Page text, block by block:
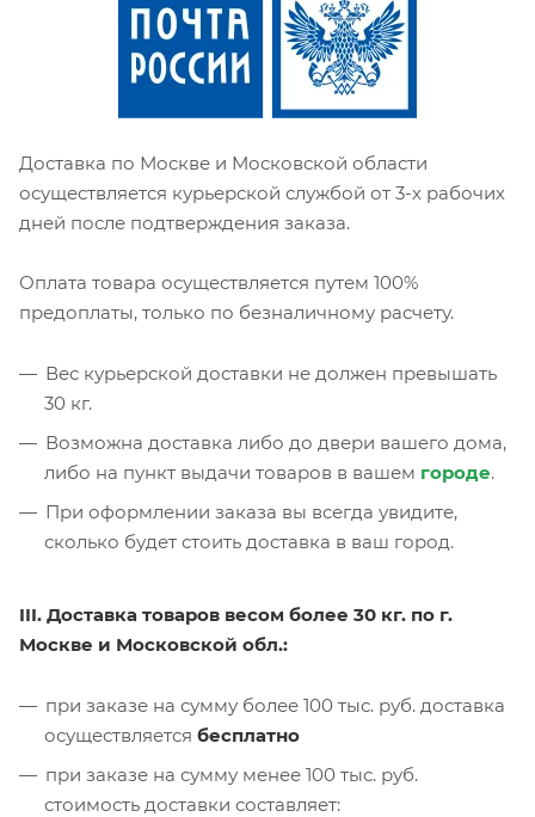
Доставка по Москве и Московской области
осуществляется курьерской службой от 3-х рабочих
дней после подтверждения заказа.
Оплата товара осуществляется путем 100%
предоплаты, только по безналичному расчету.
Вес курьерской доставки не должен превышать
30 кг.
Возможна доставка либо до двери вашего дома,
либо на пункт выдачи товаров в вашем городе.
При оформлении заказа вы всегда увидите,
сколько будет стоить доставка в ваш город.
III. Доставка товаров весом более 30 кг. по г.
Москве и Московской обл.:
при заказе на сумму более 100 тыс. руб. доставка
осуществляется бесплатно
при заказе на сумму менее 100 тыс. руб.
стоимость доставки составляет: